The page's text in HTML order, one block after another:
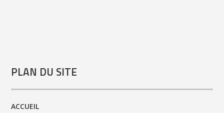
PLAN DU SITE
ACCUEIL